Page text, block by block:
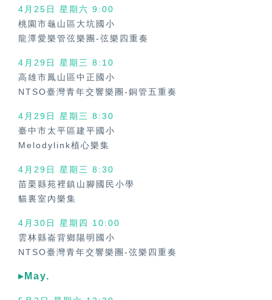
4月25日 星期六 9:00
桃園市龜山區大坑國小
龍潭愛樂管弦樂團-弦樂四重奏
4月29日 星期三 8:10
高雄市鳳山區中正國小
NTSO臺灣青年交響樂團-銅管五重奏
4月29日 星期三 8:30
臺中市太平區建平國小
Melodylink植心樂集
4月29日 星期三 8:30
苗栗縣苑裡鎮山腳國民小學
貓裏室內樂集
4月30日 星期四
10:00
雲林縣崙背鄉陽明國小
NTSO臺灣青年交響樂團-弦樂四重奏
▸May.